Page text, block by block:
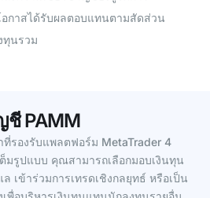
กาสได้รับผลตอบแทนตามสัดส่วน
ทุนรวม
PAMM
ที่รองรับแพลตฟอร์ม MetaTrader 4
มรูปแบบ คุณสามารถเลือกมอบเงินทุน
เข้าร่วมการเทรดเชิงกลยุทธ์ หรือเป็น